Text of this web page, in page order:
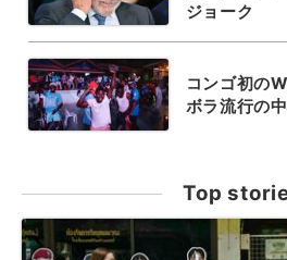
ジョーク
コンゴ初の
ボラ流行の
Top